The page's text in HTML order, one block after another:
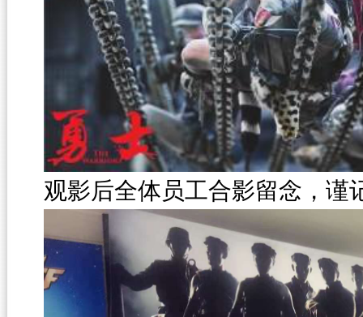
观影后全体员工合影留念，谨